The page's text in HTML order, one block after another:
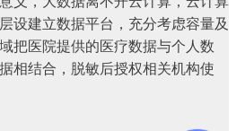
设建立数据平台，充分考虑容量及
把医院提供的医疗数据与个人数
相结合，脱敏后授权相关机构使